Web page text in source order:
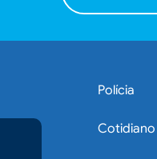
Polícia
Cotidiano